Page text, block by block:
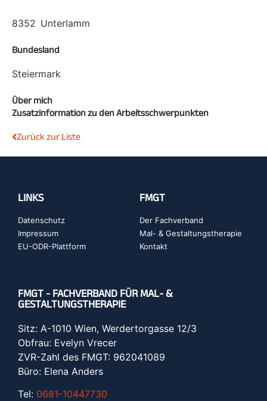
8352 Unterlamm
Bundesland
Steiermark
Über mich
Zusatzinformation zu den Arbeitsschwerpunkten
Zurück zur Liste
LINKS
Datenschutz
Impressum
EU-ODR-Plattform
FMGT
Der Fachverband
Mal- & Gestaltungstherapie
Kontakt
FMGT - FACHVERBAND FÜR MAL- &
GESTALTUNGSTHERAPIE
Sitz: A-1010 Wien, Werdertorgasse 12/3
Obfrau: Evelyn Vrecer
ZVR-Zahl des FMGT: 962041089
Büro: Elena Anders
Tel: 0681-10447730